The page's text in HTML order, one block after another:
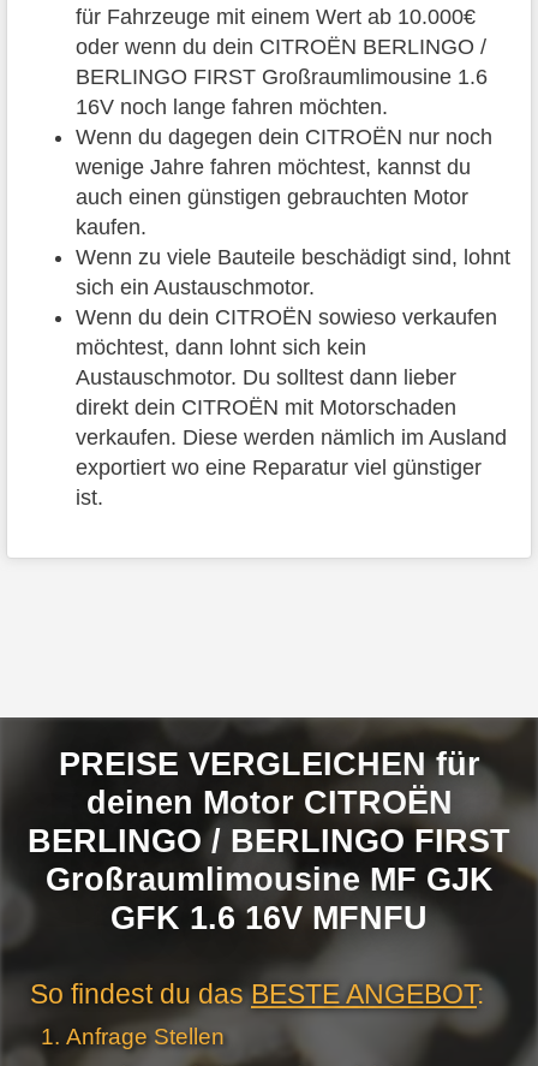
für Fahrzeuge mit einem Wert ab 10.000€
oder wenn du dein CITROËN BERLINGO /
BERLINGO FIRST Großraumlimousine 1.6
16V noch lange fahren möchten.
Wenn du dagegen dein CITROËN nur noch
wenige Jahre fahren möchtest, kannst du
auch einen günstigen gebrauchten Motor
kaufen.
Wenn zu viele Bauteile beschädigt sind, lohnt
sich ein Austauschmotor.
Wenn du dein CITROËN sowieso verkaufen
möchtest, dann lohnt sich kein
Austauschmotor. Du solltest dann lieber
direkt dein CITROËN mit Motorschaden
verkaufen. Diese werden nämlich im Ausland
exportiert wo eine Reparatur viel günstiger
ist.
PREISE VERGLEICHEN für
deinen Motor CITROËN
BERLINGO / BERLINGO FIRST
Großraumlimousine MF GJK
GFK 1.6 16V MFNFU
So findest du dasBESTE ANGEBOT:
Anfrage Stellen